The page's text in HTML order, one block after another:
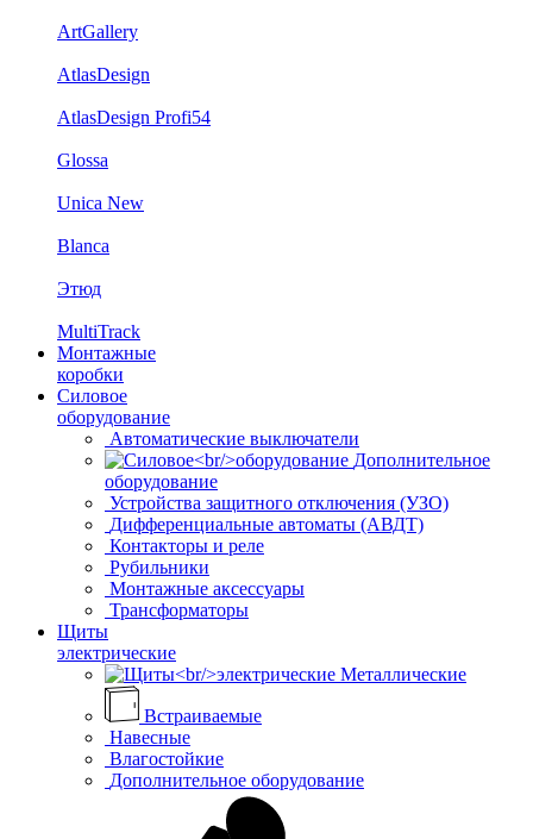
ArtGallery
AtlasDesign
AtlasDesign Profi54
Glossa
Unica New
Blanca
Этюд
MultiTrack
Монтажные
коробки
Силовое
оборудование
Автоматические выключатели
Дополнительное
оборудование
Устройства защитного отключения (УЗО)
Дифференциальные автоматы (АВДТ)
Контакторы и реле
Рубильники
Монтажные аксессуары
Трансформаторы
Щиты
электрические
Металлические
Встраиваемые
Навесные
Влагостойкие
Дополнительное оборудование